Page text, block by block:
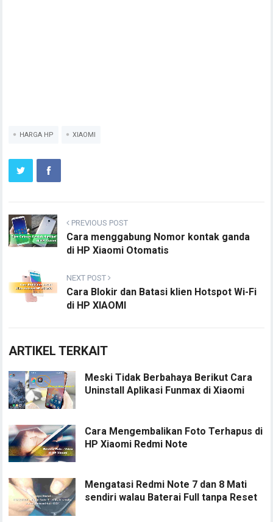
HARGA HP XIAOMI
PREVIOUS POST
Cara menggabung Nomor kontak ganda
di HP Xiaomi Otomatis
NEXT POST
Cara Blokir dan Batasi klien Hotspot Wi-Fi
di HP XIAOMI
ARTIKEL TERKAIT
Meski Tidak Berbahaya Berikut Cara
Uninstall Aplikasi Funmax di Xiaomi
Cara Mengembalikan Foto Terhapus di
HP Xiaomi Redmi Note
Mengatasi Redmi Note 7 dan 8 Mati
sendiri walau Baterai Full tanpa Reset